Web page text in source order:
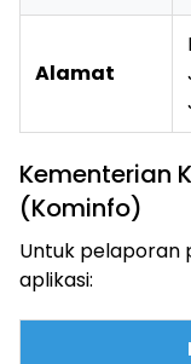
Alamat
Kementerian
(Kominfo)
Untuk pelaporan
aplikasi: